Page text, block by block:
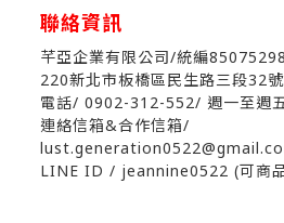
聯絡資訊
芊亞企業有限公司/統編85075298
220新北市板橋區民生路三段32
電話/ 0902-312-552/ 週一至週
連絡信箱&合作信箱/
LINE ID / jeannine0522 (可商